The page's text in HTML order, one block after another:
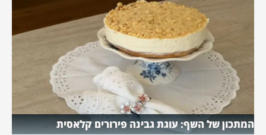
המתכון של השף: עוגת גבינה פירורים קלאסית